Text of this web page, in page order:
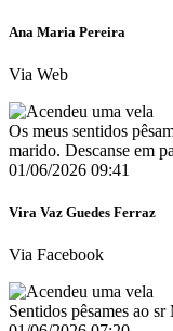
Ana Maria Pereira
Via Web
Os meus sentidos
marido. Descanse em
01/06/2026 09:41
Vira Vaz Guedes Ferraz
Via Facebook
Sentidos pêsames ao